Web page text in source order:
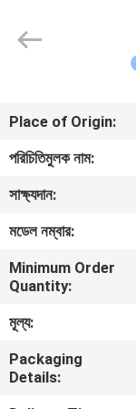
পণ্য
ভিআর
আমাদের
Place of Origin:
পরিচিতিমুলক নাম:
সাক্ষ্যদান:
মডেল নম্বার:
Minimum Order
Quantity:
মূল্য:
Packaging
Details: